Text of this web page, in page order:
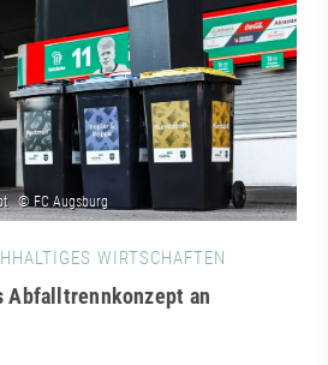
WIRTSCHAFTEN
Abfalltrennkonzept an